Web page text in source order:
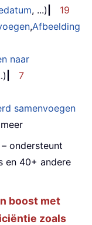
, ...)
19
,Afbeelding
naar
7
samenvoegen
ondersteunt
en 40+ andere
boost met
zoals